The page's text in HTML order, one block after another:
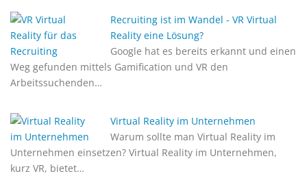
Recruiting ist im Wandel - VR Virtual
Reality eine Lösung?
Google hat es bereits erkannt und einen
Weg gefunden mittels Gamification und VR den
Arbeitssuchenden…
Virtual Reality im Unternehmen
Warum sollte man Virtual Reality im
Unternehmen einsetzen? Virtual Reality im Unternehmen,
kurz VR, bietet…